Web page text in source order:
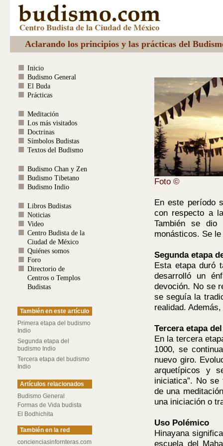
Aclarando los principios y las prácticas del
Foto ©
En este período
con respecto a
También se
monásticos. Se
Segunda etapa
Esta etapa duró
desarrolló un
devoción. No se
se seguía la
realidad.
Tercera etapa
En la tercera
1000, se
nuevo giro.
arquetípicos y
iniciatica”. No
de una
una iniciación o
Uso Polémico
Hinayana
escuela del
Inicio
Budismo General
El Buda
Prácticas
Meditación
Los más visitados
Doctrinas
Símbolos Budistas
Textos del Budismo
Budismo Chan y Zen
Budismo Tibetano
Budismo Indio
Libros Budistas
Noticias
Video
Centro Budista de la
Ciudad de México
Quiénes somos
Foro
Directorio de
Centros o Templos
Budistas
También en este artículo
Primera etapa del budismo
Indio
Segunda etapa del
budismo Indio
Tercera etapa del budismo
Indio
Artículos relacionados
Budismo General
Formas de Vida budista
El Bodhichita
También en la red
concienciasinfornteras.com